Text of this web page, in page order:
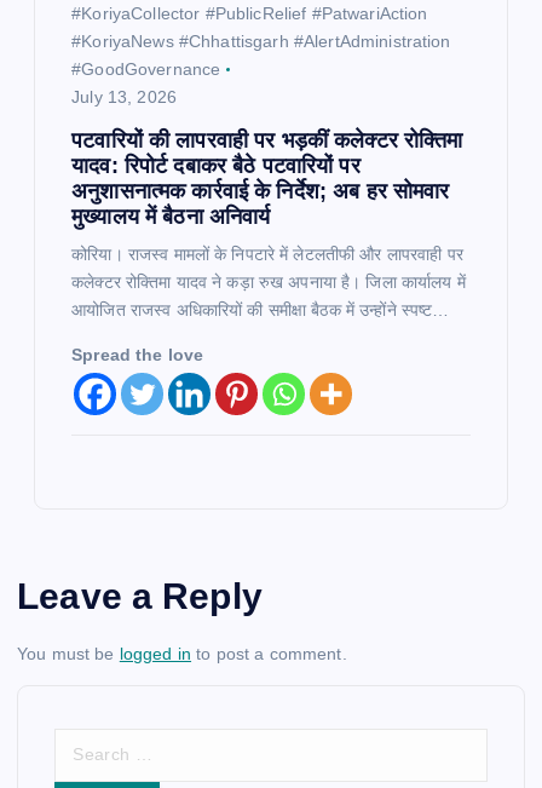
#KoriyaCollector #PublicRelief #PatwariAction
#KoriyaNews #Chhattisgarh #AlertAdministration
#GoodGovernance
July 13, 2026
पटवारियों की लापरवाही पर भड़कीं कलेक्टर रोक्तिमा
यादव: रिपोर्ट दबाकर बैठे पटवारियों पर
अनुशासनात्मक कार्रवाई के निर्देश; अब हर सोमवार
मुख्यालय में बैठना अनिवार्य
कोरिया। राजस्व मामलों के निपटारे में लेटलतीफी और लापरवाही पर
कलेक्टर रोक्तिमा यादव ने कड़ा रुख अपनाया है। जिला कार्यालय में
आयोजित राजस्व अधिकारियों की समीक्षा बैठक में उन्होंने स्पष्ट…
Spread the love
Leave a Reply
You must be logged in to post a comment.